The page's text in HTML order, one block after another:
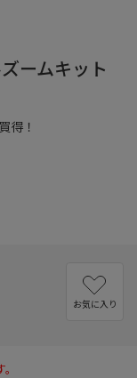
得！
ームキット
お気に入り